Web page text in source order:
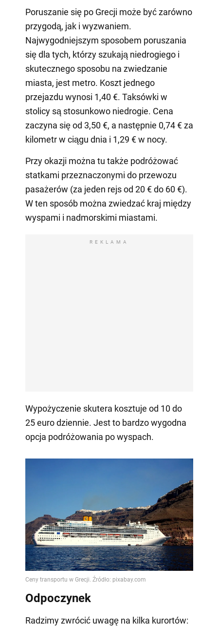
Poruszanie się po Grecji może być zarówno
przygodą, jak i wyzwaniem.
Najwygodniejszym sposobem poruszania
się dla tych, którzy szukają niedrogiego i
skutecznego sposobu na zwiedzanie
miasta, jest metro. Koszt jednego
przejazdu wynosi 1,40 €. Taksówki w
stolicy są stosunkowo niedrogie. Cena
zaczyna się od 3,50 €, a następnie 0,74 € za
kilometr w ciągu dnia i 1,29 € w nocy.
Przy okazji można tu także podróżować
statkami przeznaczonymi do przewozu
pasażerów (za jeden rejs od 20 € do 60 €).
W ten sposób można zwiedzać kraj między
wyspami i nadmorskimi miastami.
REKLAMA
Wypożyczenie skutera kosztuje od 10 do
25 euro dziennie. Jest to bardzo wygodna
opcja podróżowania po wyspach.
Odpoczynek
Radzimy zwrócić uwagę na kilka kurortów: